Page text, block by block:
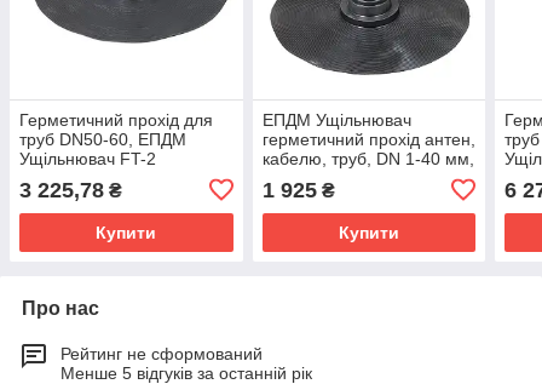
Герметичний прохід для
труб DN50-60, ЕПДМ
Ущільнювач FT-2
3 225,78 ₴
Купити
ЕПДМ Ущільнювач
герметичний прохід антен,
кабелю, труб, DN 1-40 мм,
1 925₴
Купити
6
Про нас
Рейтинг не сформований
Менше 5 відгуків за останній рік